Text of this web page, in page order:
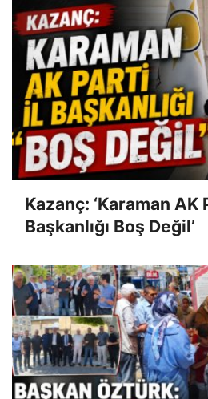
Kazanç: ‘Karaman AK
Başkanlığı Boş Değil’